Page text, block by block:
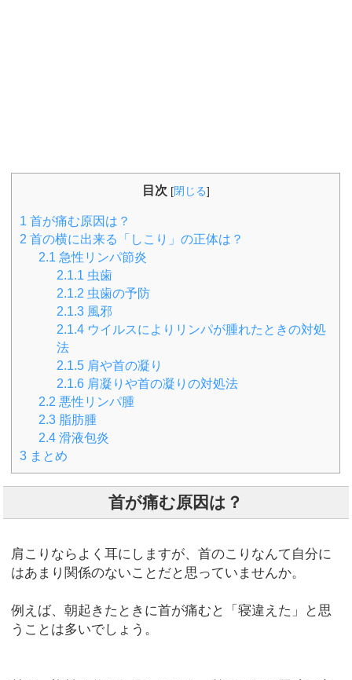
目次 [閉じる]
1 首が痛む原因は？
2 首の横に出来る「しこり」の正体は？
2.1 急性リンパ節炎
2.1.1 虫歯
2.1.2 虫歯の予防
2.1.3 風邪
2.1.4 ウイルスによりリンパが腫れたときの対処
法
2.1.5 肩や首の凝り
2.1.6 肩凝りや首の凝りの対処法
2.2 悪性リンパ腫
2.3脂肪腫
2.4滑液包炎
3 まとめ
首が痛む原因は？
肩こりならよく耳にしますが、首のこりなんて自分に
はあまり関係のないことだと思っていませんか。
例えば、朝起きたときに首が痛むと「寝違えた」と思
うことは多いでしょう。